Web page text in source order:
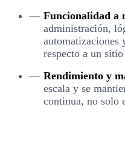
Funcionalidad a
administración,
automatizaciones
respecto a un
Rendimiento y
escala y se
continua, no solo